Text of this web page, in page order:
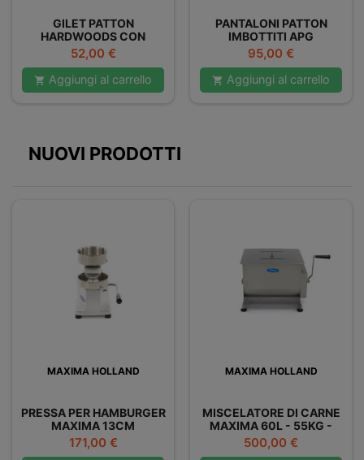
GILET PATTON
HARDWOODS CON
CARTUCCERA INTERNA
ALLE TASCHE
Prezzo
52,00 €
 Aggiungi al carrello
PANTALONI PATTON
IMBOTTITI APG
Prezzo
95,00 €
 Aggiungi al carrello
NUOVI PRODOTTI
MAXIMA HOLLAND
PRESSA PER HAMBURGER
MAXIMA 13CM
Prezzo
171,00 €
MAXIMA HOLLAND
MISCELATORE DI CARNE
MAXIMA 60L - 55KG -
DOPPIO
Prezzo
500,00 €